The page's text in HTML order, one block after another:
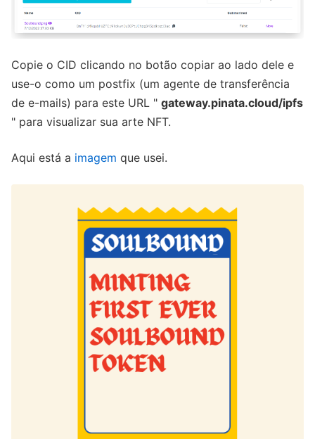
Copie o CID clicando no botão copiar ao lado dele e
use-o como um postfix (um agente de transferência
de e-mails) para este URL " gateway.pinata.cloud/ipfs
" para visualizar sua arte NFT.
Aqui está a imagem que usei.